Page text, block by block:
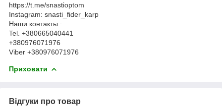
https://t.me/snastioptom
Instagram: snasti_fider_karp
Наши контакты :
Tel. +380665040441
+380976071976
Viber +380976071976
Приховати
Відгуки про товар